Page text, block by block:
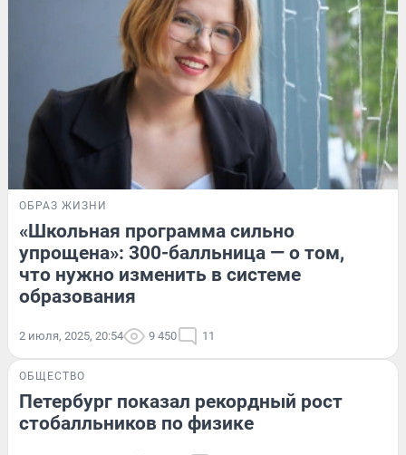
ОБРАЗ ЖИЗНИ
«Школьная программа сильно
упрощена»: 300-балльница — о том,
что нужно изменить в системе
образования
2 июля, 2025, 20:54 9 450 11
ОБЩЕСТВО
Петербург показал рекордный рост
стобалльников по физике